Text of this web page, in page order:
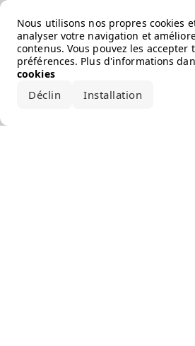
Nous utilisons nos propres cookies
analyser votre navigation et
contenus. Vous pouvez les accepter
préférences. Plus d'informations
cookies
Déclin Installation
Error loading